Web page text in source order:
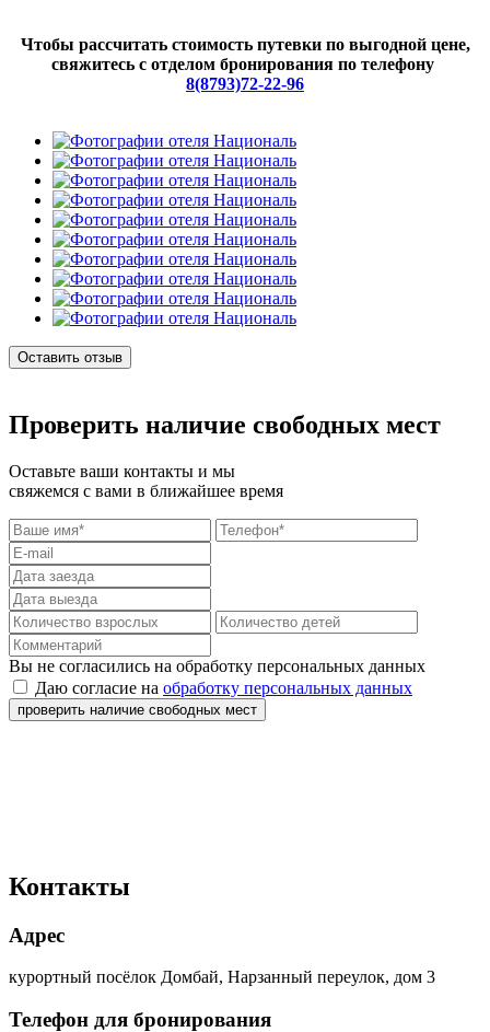
Чтобы рассчитать стоимость путевки по выгодной цене,
свяжитесь с отделом бронирования по телефону
8(8793)72-22-96
Оставить отзыв
Проверить наличие свободных мест
Оставьте ваши контакты и мы
свяжемся с вами в ближайшее время
Вы не согласились на обработку персональных данных
Даю согласие на обработку персональных данных
проверить наличие свободных мест
Контакты
Адрес
курортный посёлок Домбай, Нарзанный переулок, дом 3
Телефон для бронирования